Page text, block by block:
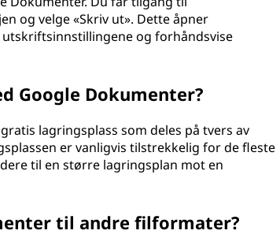
og velge «Skriv ut». Dette åpner
og forhåndsvise
Google Dokumenter?
lagringsplass som deles på tvers av
er vanligvis tilstrekkelig for de fleste
til en større lagringsplan mot en
til andre filformater?